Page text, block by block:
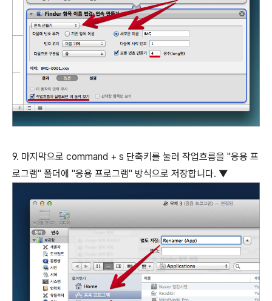
9. 마지막으로 command + s 단축키를 눌러 작업흐름을 "응용 프
로그램" 폴더에 "응용 프로그램" 방식으로 저장합니다. ▼